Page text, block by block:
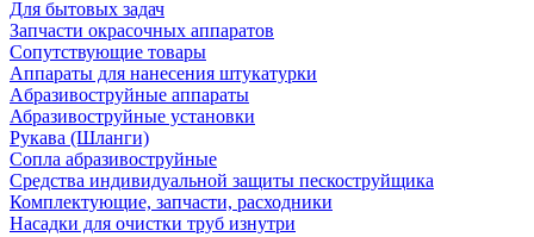
Для бытовых задач
Запчасти окрасочных аппаратов
Сопутствующие товары
Аппараты для нанесения штукатурки
Aбразивоструйные аппараты
Абразивоструйные установки
Рукава (Шланги)
Сопла абразивоструйные
Средства индивидуальной защиты пескоструйщика
Комплектующие, запчасти, расходники
Насадки для очистки труб изнутри